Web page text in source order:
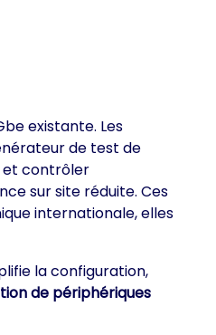
existante. Les
de test de
et contrôler
sur site réduite. Ces
internationale, elles
la configuration,
de périphériques